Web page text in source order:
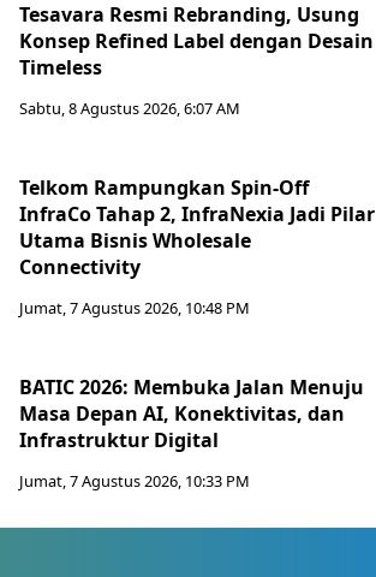
Tesavara Resmi Rebranding, Usung
Konsep Refined Label dengan Desain
Timeless
Sabtu, 8 Agustus 2026, 6:07 AM
Telkom Rampungkan Spin-Off
InfraCo Tahap 2, InfraNexia Jadi Pilar
Utama Bisnis Wholesale
Connectivity
Jumat, 7 Agustus 2026, 10:48 PM
BATIC 2026: Membuka Jalan Menuju
Masa Depan AI, Konektivitas, dan
Infrastruktur Digital
Jumat, 7 Agustus 2026, 10:33 PM